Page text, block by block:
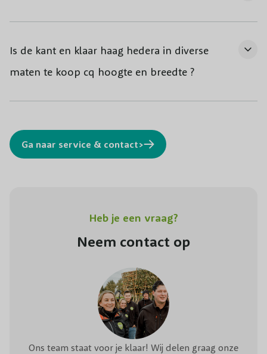
Heb je een vraag?
Neem contact op
Ons team staat voor je klaar! Wij delen graag onze
Is de kant en klaar haag hedera in diverse
maten te koop cq hoogte en breedte ?
Ga naar service & contact>